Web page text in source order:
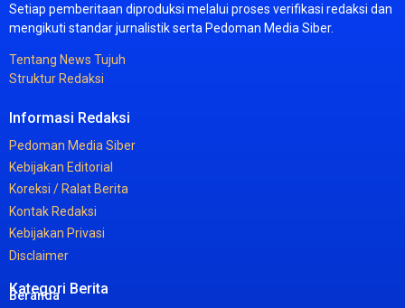
Setiap pemberitaan diproduksi melalui proses verifikasi redaksi dan
mengikuti standarjurnalistikserta Pedoman Media Siber.
Tentang News Tujuh
Struktur Redaksi
Informasi Redaksi
Pedoman Media Siber
Kebijakan Editorial
Koreksi / Ralat Berita
Kontak Redaksi
Kebijakan Privasi
Disclaimer
Kategori Berita
Beranda